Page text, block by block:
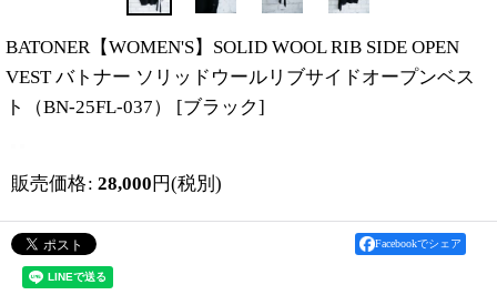
BATONER【WOMEN'S】SOLID WOOL RIB SIDE OPEN
VEST バトナー ソリッドウールリブサイドオープンベス
ト（BN-25FL-037）
[ブラック]
販売価格: 28,000 円(税別)
Facebookでシェア